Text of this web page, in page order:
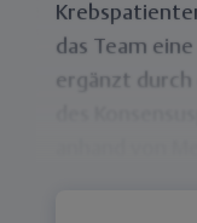
das Team
ergänzt durch